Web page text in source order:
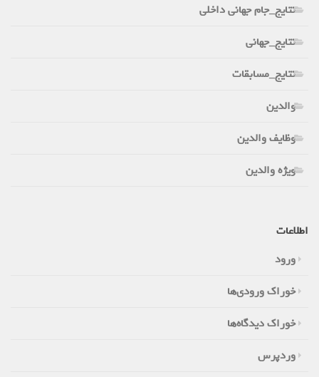
نتایج_جام جهانی داخلی
نتایج_جهانی
نتایج_مسابقات
والدین
وظایف والدین
ویژه والدین
اطلاعات
ورود
خوراک ورودی‌ها
خوراک دیدگاه‌ها
وردپرس